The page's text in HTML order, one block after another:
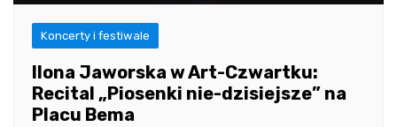
Koncerty i festiwale
Ilona Jaworska w Art-Czwartku:
Recital „Piosenki nie-dzisiejsze” na
Placu Bema